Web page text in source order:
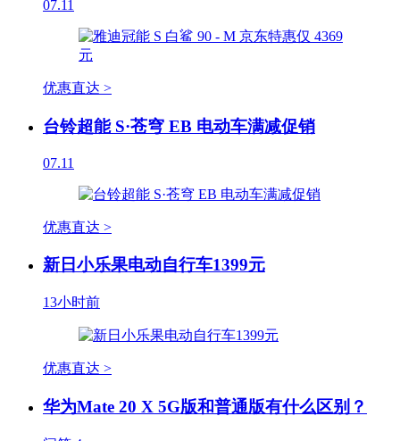
07.11
优惠直达 >
台铃超能 S·苍穹 EB 电动车满减促销
07.11
优惠直达 >
新日小乐果电动自行车1399元
13小时前
优惠直达 >
华为Mate 20 X 5G版和普通版有什么区别？